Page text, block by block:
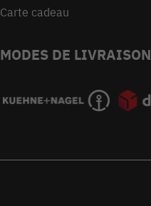
Carte cadeau
MODES DE LIVRAISON